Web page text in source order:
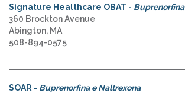
Signature Healthcare OBAT - Buprenorfina
360 Brockton Avenue
Abington, MA
508-894-0575
SOAR - Buprenorfina e Naltrexona